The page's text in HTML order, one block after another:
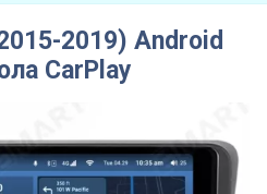
2019) Android
CarPlay